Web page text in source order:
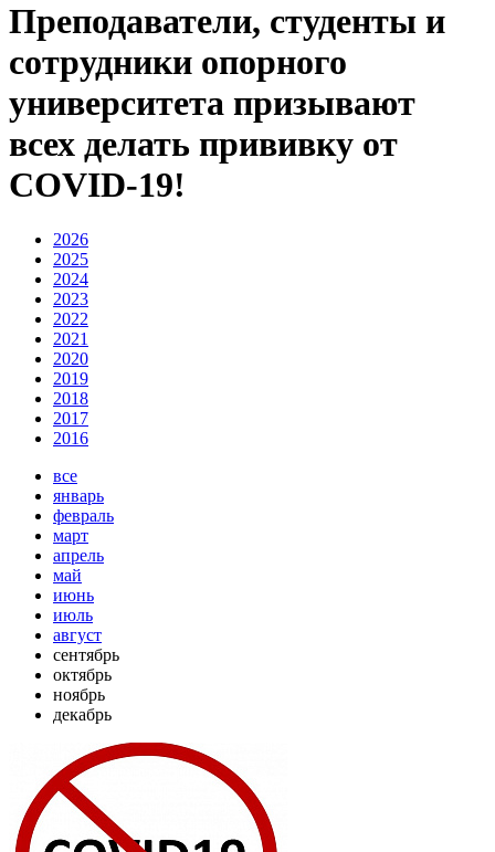
Преподаватели, студенты и
сотрудники опорного
университета призывают
всех делать прививку от
COVID-19!
2026
2025
2024
2023
2022
2021
2020
2019
2018
2017
2016
все
январь
февраль
март
апрель
май
июнь
июль
август
сентябрь
октябрь
ноябрь
декабрь